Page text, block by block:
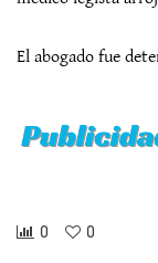
El abogado fue
0 0